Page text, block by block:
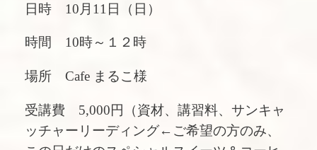
日時 10月11日（日）
時間 10時～１２時
場所 Cafe まるこ様
受講費 5,000円（資材、講習料、サンキャ
ッチャーリーディング←ご希望の方のみ、